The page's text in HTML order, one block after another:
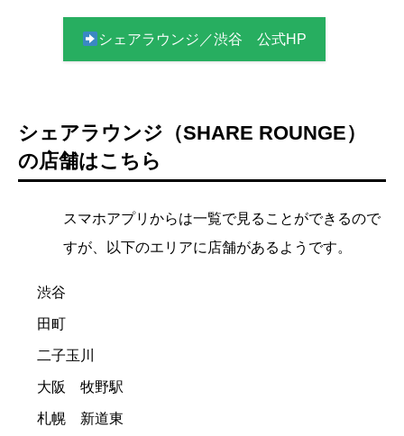
シェアラウンジ／渋谷 公式HP
シェアラウンジ（SHARE ROUNGE）
の店舗はこちら
スマホアプリからは一覧で見ることができるので
すが、以下のエリアに店舗があるようです。
渋谷
田町
二子玉川
大阪 牧野駅
札幌 新道東